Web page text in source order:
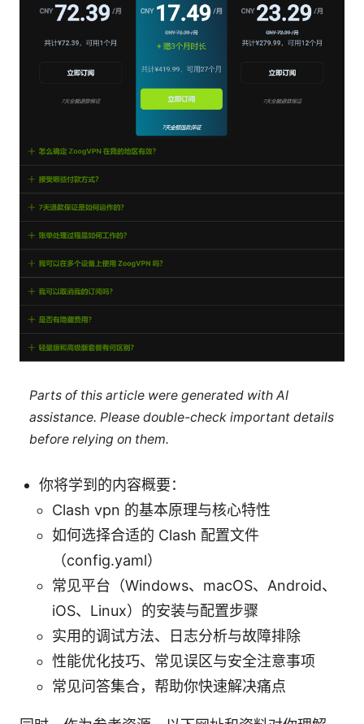
Parts of this article were generated with AI
assistance. Please double-check important details
before relying on them.
你将学到的内容概要：
Clash vpn 的基本原理与核心特性
如何选择合适的 Clash 配置文件
（config.yaml）
常见平台（Windows、macOS、Android、
iOS、Linux）的安装与配置步骤
实用的调试方法、日志分析与故障排除
性能优化技巧、常见误区与安全注意事项
常见问答集合，帮助你快速解决痛点